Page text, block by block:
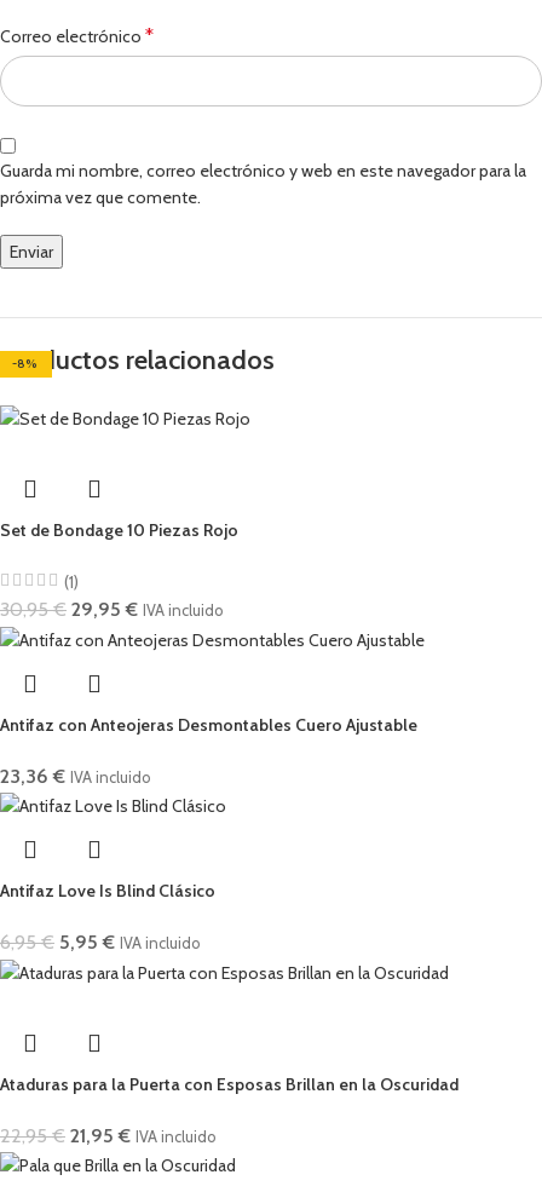
Correo electrónico *
Guarda mi nombre, correo electrónico y web en este navegador para la
próxima vez que comente.
Productos relacionados
-3%
Set de Bondage 10 Piezas Rojo
(1)
30,95€ 29,95€ IVA incluido
Antifaz con Anteojeras Desmontables Cuero Ajustable
23,36€ IVA incluido
-14%
Antifaz Love Is Blind Clásico
6,95€ 5,95€ IVA incluido
-4%
Ataduras para la Puerta con Esposas Brillan en la Oscuridad
22,95€ 21,95€ IVA incluido
-9%
-8%